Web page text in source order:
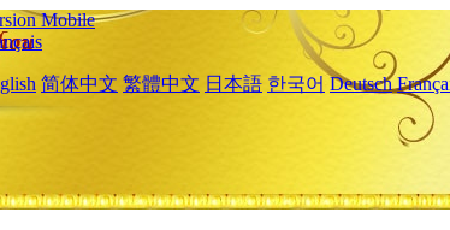
Mobile
简体中文 繁體中文 日本語 한국어 Deutsch